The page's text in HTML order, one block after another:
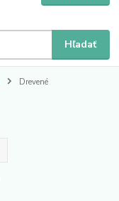
Hľadať
Drevené